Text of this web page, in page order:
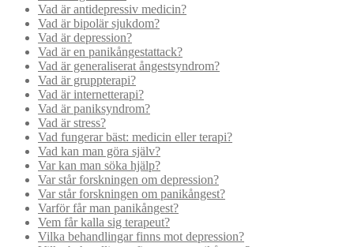
Vad är antidepressiv medicin?
Vad är bipolär sjukdom?
Vad är depression?
Vad är en panikångestattack?
Vad är generaliserat ångestsyndrom?
Vad är gruppterapi?
Vad är internetterapi?
Vad är paniksyndrom?
Vad är stress?
Vad fungerar bäst: medicin eller terapi?
Vad kan man göra själv?
Var kan man söka hjälp?
Var står forskningen om depression?
Var står forskningen om panikångest?
Varför får man panikångest?
Vem får kalla sig terapeut?
Vilka behandlingar finns mot depression?